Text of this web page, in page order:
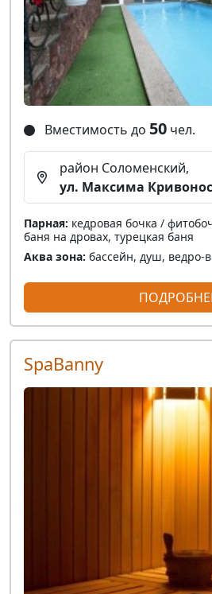
Вместимость до 50 чел.
район Соломенский,
ул. Максима
Парная: кедровая бочка /
баня на дровах, турецкая баня
Аква зона: бассейн, душ, ведро-
SpaBanny